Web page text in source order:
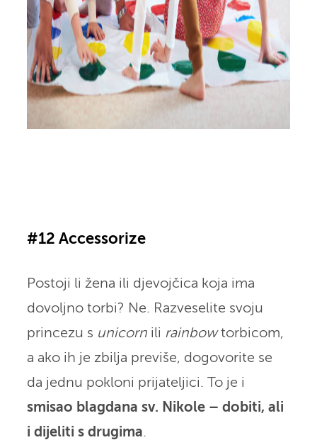
#12 Accessorize
Postoji li žena ili djevojčica koja ima
dovoljno torbi? Ne. Razveselite svoju
princezu s unicornili rainbowtorbicom,
a ako ih je zbilja previše, dogovorite se
da jednu pokloni prijateljici. To je i
smisao blagdana sv. Nikole – dobiti, ali
i dijeliti s drugima.